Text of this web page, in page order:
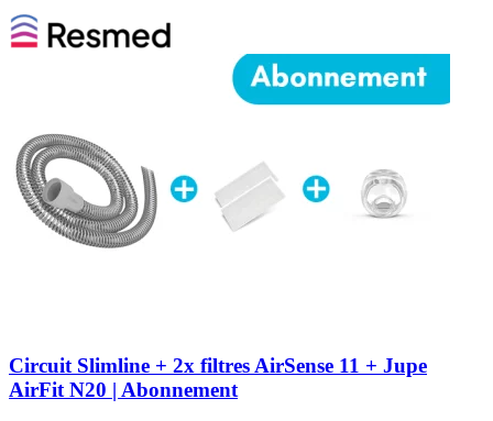
Circuit Slimline + 2x filtres AirSense 11 + Jupe
AirFit N20 | Abonnement